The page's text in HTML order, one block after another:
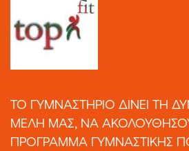
ΤΟ ΓΥΜΝΑΣΤΗΡΙΟ ΔΙΝΕΙ ΤΗ
ΜΕΛΗ ΜΑΣ, ΝΑ
ΠΡΟΓΡΑΜΜΑ ΓΥΜΝΑΣΤΙΚΗΣ